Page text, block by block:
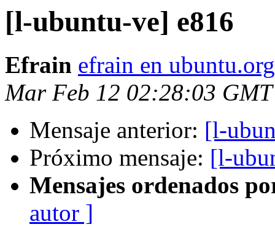
[l-ubuntu-ve] e816
Efrain efrain en
Mar Feb 12 02:28:03
Mensaje anterior: [l-
Próximo mensaje: [l-
Mensajes ordenados
autor ]